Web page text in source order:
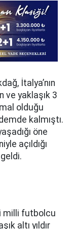
İtalya’nın
ve yaklaşık 3
olduğu
kalmıştı.
öne
açıldığı
milli futbolcu
altı yıldır